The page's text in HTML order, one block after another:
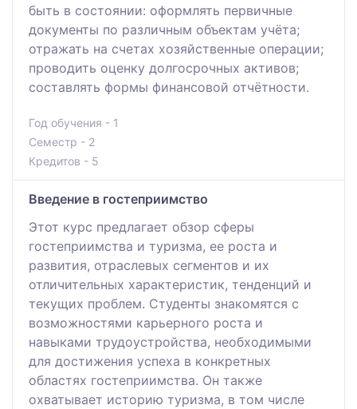
быть в состоянии: оформлять первичные
документы по различным объектам учёта;
отражать на счетах хозяйственные операции;
проводить оценку долгосрочных активов;
составлять формы финансовой отчётности.
Год обучения - 1
Семестр - 2
Кредитов - 5
Введение в гостеприимство
Этот курс предлагает обзор сферы
гостеприимства и туризма, ее роста и
развития, отраслевых сегментов и их
отличительных характеристик, тенденций и
текущих проблем. Студенты знакомятся с
возможностями карьерного роста и
навыками трудоустройства, необходимыми
для достижения успеха в конкретных
областях гостеприимства. Он также
охватывает историю туризма, в том числе